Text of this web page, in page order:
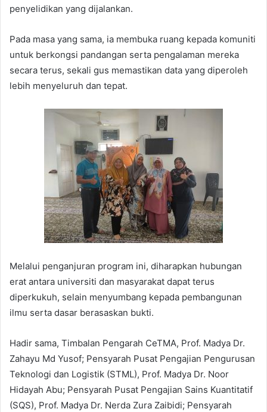
penyelidikan yang dijalankan.
Pada masa yang sama, ia membuka ruang kepada komuniti
untuk berkongsi pandangan serta pengalaman mereka
secara terus, sekali gus memastikan data yang diperoleh
lebih menyeluruh dan tepat.
Melalui penganjuran program ini, diharapkan hubungan
erat antara universiti dan masyarakat dapat terus
diperkukuh, selain menyumbang kepada pembangunan
ilmu serta dasar berasaskan bukti.
Hadir sama, Timbalan Pengarah CeTMA, Prof. Madya Dr.
Zahayu Md Yusof; Pensyarah Pusat Pengajian Pengurusan
Teknologi dan Logistik (STML), Prof. Madya Dr. Noor
Hidayah Abu; Pensyarah Pusat Pengajian Sains Kuantitatif
(SQS), Prof. Madya Dr. Nerda Zura Zaibidi; Pensyarah